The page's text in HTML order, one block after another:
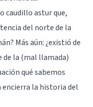
caudillo astur que,
del norte de la
Más aún: ¿existió de
de la (mal llamada)
qué sabemos
encierra la historia del